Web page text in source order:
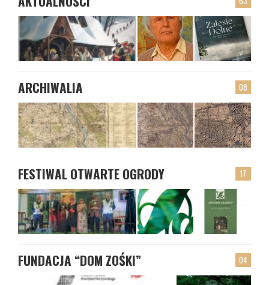
08
ARCHIWALIA
17
FESTIWAL OTWARTE OGRODY
04
FUNDACJA “DOM ZOŚKI”